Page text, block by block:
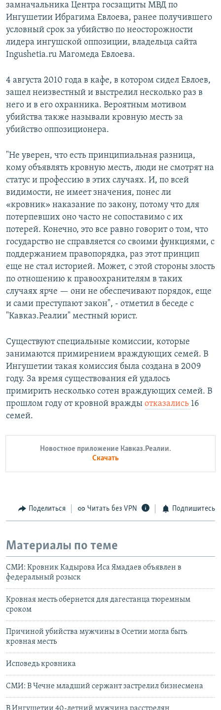
замначальника Центра госзащиты МВД по
Ингушетии Ибрагима Евлоева, ранее получившего
условный срок за убийство по неосторожности
лидера ингушской оппозиции, владельца сайта
Ingushetia.ru Магомеда Евлоева.
4 августа 2010 года в кафе, в котором сидел Евлоев,
зашел неизвестный и выстрелил несколько раз в
него и в его охранника. Вероятным мотивом
убийства также называли кровную месть за
убийство оппозиционера.
"Не уверен, что есть принципиальная разница,
кому объявлять кровную месть, люди не смотрят на
статус и профессию в этих случаях. И, по всей
видимости, не имеет значения, понес ли
«кровник» наказание по закону, потому что для
потерпевших оно часто не сопоставимо с их
потерей. Конечно, это все равно говорит о том, что
государство не справляется со своими функциями, с
поддержанием правопорядка, раз этот принцип
еще не стал историей. Может, с этой стороны злость
по отношению к правоохранителям в таких
случаях ярче — они не обеспечивают порядок, еще
и сами преступают закон", - отметил в беседе с
"Кавказ.Реалии" местный юрист.
Существуют специальные комиссии, которые
занимаются примирением враждующих семей. В
Ингушетии такая комиссия была создана в 2009
году. За время существования ей удалось
примирить несколько сотен враждующих семей. В
прошлом году от кровной вражды отказались 16
семей.
Новостное приложение Кавказ.Реалии.
Скачать
Поделиться Читать без VPN Подпишитесь
Материалы по теме
СМИ: Кровник Кадырова Иса Ямадаев объявлен в
федеральный розыск
Кровная месть обернется для дагестанца тюремным
сроком
Причиной убийства мужчины в Осетии могла быть
кровная месть
Исповедь кровника
СМИ: В Чечне младший сержант застрелил бизнесмена